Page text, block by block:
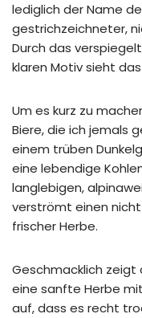
lediglich der Name
gestrichzeichneter,
Durch das
klaren Motiv sieht
Um es kurz zu
Biere, die ich jemals
einem trüben
eine lebendige
langlebigen,
verströmt einen
frischer Herbe.
Geschmacklich zeigt
eine sanfte Herbe
auf, dass es recht